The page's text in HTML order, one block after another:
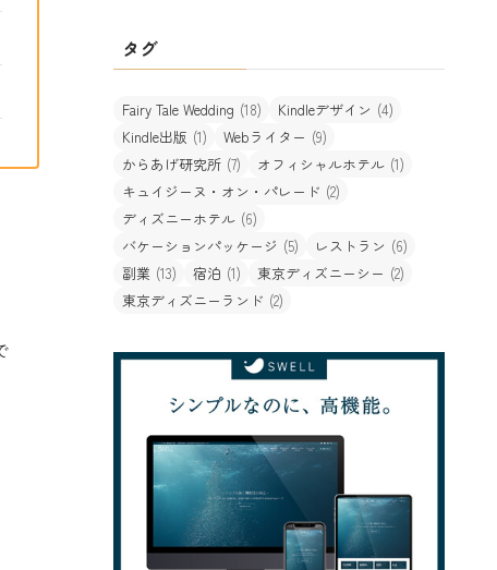
タグ
Fairy Tale Wedding (18) Kindleデザイン (4)
Kindle出版 (1) Webライター (9)
からあげ研究所 (7) オフィシャルホテル (1)
キュイジーヌ・オン・パレード (2)
ディズニーホテル (6)
バケーションパッケージ (5) レストラン (6)
副業 (13) 宿泊 (1) 東京ディズニーシー (2)
東京ディズニーランド (2)